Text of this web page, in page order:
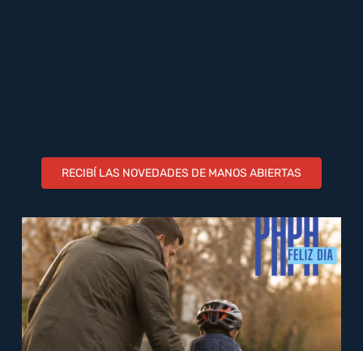
RECIBÍ LAS NOVEDADES DE MANOS ABIERTAS